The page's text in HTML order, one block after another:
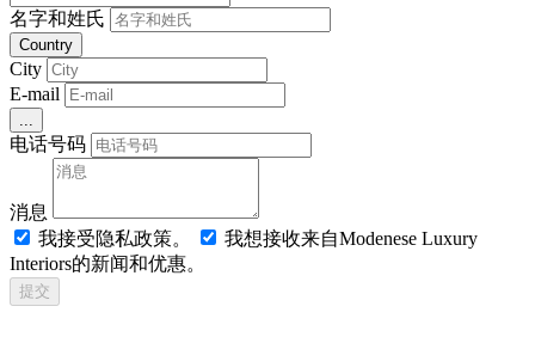
名字和姓氏
Country
City
E-mail
电话号码
消息
我接受隐私政策。
我想接收来自Modenese Luxury
Interiors的新闻和优惠。
提交